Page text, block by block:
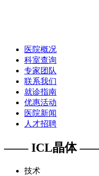
医院概况
科室查询
专家团队
联系我们
就诊指南
优惠活动
医院新闻
人才招聘
—— ICL晶体
技术